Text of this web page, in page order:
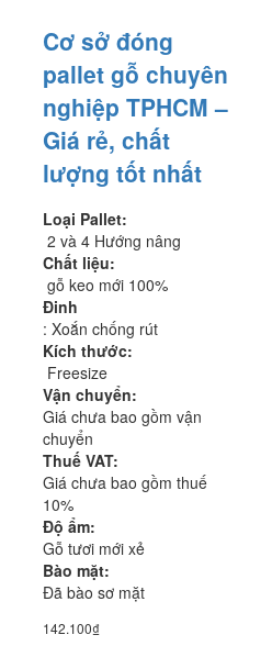
Cơ sở đóng
pallet gỗ chuyên
nghiệp TPHCM –
Giá rẻ, chất
lượng tốt nhất
Loại Pallet:
2 và 4 Hướng nâng
Chất liệu:
gỗ keo mới 100%
Đinh
: Xoắn chống rút
Kích thước:
Freesize
Vận chuyển:
Giá chưa bao gồm vận
chuyển
Thuế VAT:
Giá chưa bao gồm thuế
10%
Độ ẩm:
Gỗ tươi mới xẻ
Bào mặt:
Đã bào sơ mặt
142.100₫